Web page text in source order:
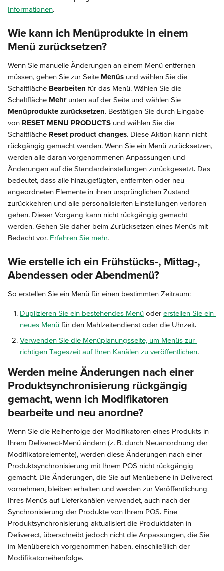
Informationen.
Wie kann ich Menüprodukte in einem
Menü zurücksetzen?
Wenn Sie manuelle Änderungen an einem Menü entfernen
müssen, gehen Sie zur Seite Menüs und wählen Sie die
Schaltfläche Bearbeiten für das Menü. Wählen Sie die
Schaltfläche Mehr unten auf der Seite und wählen Sie
Menüprodukte zurücksetzen. Bestätigen Sie durch Eingabe
von RESET MENU PRODUCTS und wählen Sie die
Schaltfläche Reset product changes. Diese Aktion kann nicht
rückgängig gemacht werden. Wenn Sie ein Menü zurücksetzen,
werden alle daran vorgenommenen Anpassungen und
Änderungen auf die Standardeinstellungen zurückgesetzt. Das
bedeutet, dass alle hinzugefügten, entfernten oder neu
angeordneten Elemente in ihren ursprünglichen Zustand
zurückkehren und alle personalisierten Einstellungen verloren
gehen. Dieser Vorgang kann nicht rückgängig gemacht
werden. Gehen Sie daher beim Zurücksetzen eines Menüs mit
Bedacht vor. Erfahren Sie mehr.
Wie erstelle ich ein Frühstücks-, Mittag-,
Abendessen oder Abendmenü?
So erstellen Sie ein Menü für einen bestimmten Zeitraum:
Duplizieren Sie ein bestehendes Menü oder erstellen Sie ein
neues Menü für den Mahlzeitendienst oder die Uhrzeit.
Verwenden Sie die Menüplanungsseite, um Menüs zur
richtigen Tageszeit auf Ihren Kanälen zu veröffentlichen.
Werden meine Änderungen nach einer
Produktsynchronisierung rückgängig
gemacht, wenn ich Modifikatoren
bearbeite und neu anordne?
Wenn Sie die Reihenfolge der Modifikatoren eines Produkts in
Ihrem Deliverect-Menü ändern (z. B. durch Neuanordnung der
Modifikatorelemente), werden diese Änderungen nach einer
Produktsynchronisierung mit Ihrem POS nicht rückgängig
gemacht. Die Änderungen, die Sie auf Menüebene in Deliverect
vornehmen, bleiben erhalten und werden zur Veröffentlichung
Ihres Menüs auf Lieferkanälen verwendet, auch nach der
Synchronisierung der Produkte von Ihrem POS. Eine
Produktsynchronisierung aktualisiert die Produktdaten in
Deliverect, überschreibt jedoch nicht die Anpassungen, die Sie
im Menübereich vorgenommen haben, einschließlich der
Modifikatorreihenfolge.